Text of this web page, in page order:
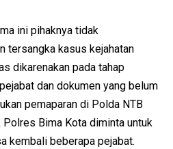
ini pihaknya tidak
tersangka kasus kejahatan
dikarenakan pada tahap
dan dokumen yang belum
pemaparan di Polda NTB
Polres Bima Kota diminta untuk
kembali beberapa pejabat.